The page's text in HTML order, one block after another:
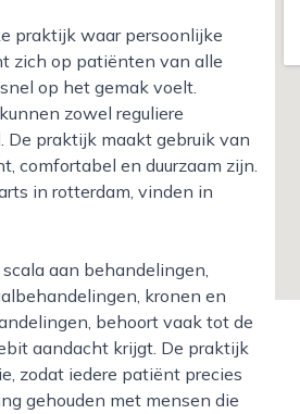
zich op patiënten van alle
op het gemak voelt.
zowel reguliere
De praktijk maakt gebruik van
comfortabel en duurzaam zijn.
in rotterdam, vinden in
kronen en
behoort vaak tot de
aandacht krijgt. De praktijk
zodat iedere patiënt precies
gehouden met mensen die